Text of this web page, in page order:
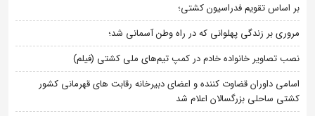
بر اساس تقویم فدراسیون کشتی؛
مروری بر زندگی پهلوانی که در راه وطن آسمانی شد؛
نصب تصاویر خانواده خادم در کمپ تیم‌های ملی کشتی (فیلم)
اسامی داوران قضاوت کننده و اعضای دبیرخانه رقابت های قهرمانی کشور
کشتی ساحلی بزرگسالان اعلام شد